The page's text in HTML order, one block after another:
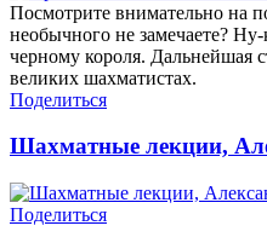
Посмотрите внимательно на
необычного не замечаете? Ну-
черному короля. Дальнейшая
великих шахматистах.
Поделиться
Шахматные лекции,
Поделиться